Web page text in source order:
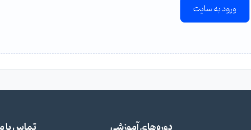
ورود به سایت